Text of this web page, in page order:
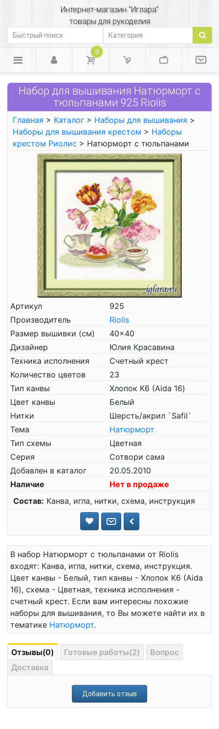
Интернет-магазин "Иглара"
товары для рукоделия
0
Набор для вышивания Натюрморт с
тюльпанами 925 Riolis
Главная > Каталог > Наборы для вышивания >
Наборы для вышивания крестом > Наборы
крестом Риолис > Натюрморт с тюльпанами
Артикул
925
Производитель
Riolis
Размер вышивки (см)
40x40
Дизайнер
Юлия Красавина
Техника исполнения
Счетный крест
Количество цветов
23
Тип канвы
Хлопок К6 (Aida 16)
Цвет канвы
Белый
Нитки
Шерсть/акрил `Safil`
Тема
Натюрморт
Тип схемы
Цветная
Серия
Сотвори сама
Добавлен в каталог
20.05.2010
Наличие
Нет в продаже
Состав: Канва, игла, нитки, схема, инструкция
В набор Натюрморт с тюльпанами от Riolis
входят: Канва, игла, нитки, схема, инструкция.
Цвет канвы - Белый, тип канвы - Хлопок К6 (Aida
16), схема - Цветная, техника исполнения -
счетный крест. Если вам интересны похожие
наборы для вышивания, то Вы можете найти их в
тематике Натюрморт.
Отзывы(0) Готовые работы(2)
Вопрос
Доставка
Добавить отзыв